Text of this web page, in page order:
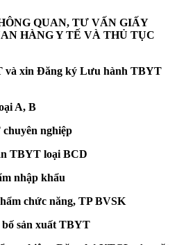
QUAN, TƯ VẤN GIẤY
HÀNG Y TẾ VÀ THỦ TỤC
và xin Đăng ký Lưu hành TBYT
A, B
nghiệp
TBYT loại BCD
nhập khẩu
chức năng, TP BVSK
bố sản xuất TBYT